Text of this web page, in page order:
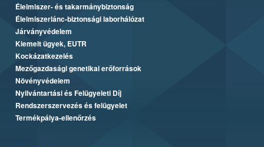
Élelmiszer- és takarmánybiztonság
Élelmiszerlánc-biztonsági laborhálózat
Járványvédelem
Kiemelt ügyek, EUTR
Kockázatkezelés
Mezőgazdasági genetikai erőforrások
Növényvédelem
Nyilvántartási és Felügyeleti Díj
Rendszerszervezés és felügyelet
Termékpálya-ellenőrzés